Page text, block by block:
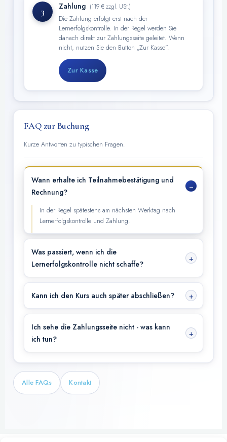
3 Zahlung (119 € zzgl. USt.)
Die Zahlung erfolgt erst nach der
Lernerfolgskontrolle. In der Regel werden Sie
danach direkt zur Zahlungsseite geleitet. Wenn
nicht, nutzen Sie den Button „Zur Kasse".
Zur Kasse
FAQ zur Buchung
Kurze Antworten zu typischen Fragen.
Wann erhalte ich Teilnahmebestätigung und
Rechnung?
In der Regel spätestens am nächsten Werktag nach
Lernerfolgskontrolle und Zahlung.
Was passiert, wenn ich die
Lernerfolgskontrolle nicht schaffe?
Kann ich den Kurs auch später abschließen?
Ich sehe die Zahlungsseite nicht - was kann
ich tun?
Alle FAQs Kontakt